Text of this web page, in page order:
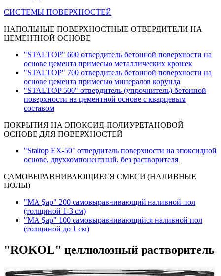
СИСТЕМЫ ПОВЕРХНОСТЕЙ
НАПОЛЬНЫЕ ПОВЕРХНОСТНЫЕ ОТВЕРДИТЕЛИ НА
ЦЕМЕНТНОЙ ОСНОВЕ
"STALTOP" 600 отвердитель бетонной поверхности на
основе цемента примесью металлических крошек
"STALTOP" 700 отвердитель бетонной поверхности на
основе цемента примесью минералов корунда
"STALTOP 500" отвердитель (упрочнитель) бетонной
поверхности на цементной основе с кварцевым
составом
ПОКРЫТИЯ НА ЭПОКСИД-ПОЛИУРЕТАНОВОЙ
ОСНОВЕ ДЛЯ ПОВЕРХНОСТЕЙ
"Staltop EX-50" отвердитель поверхности на эпоксидной
основе, двухкомпонентный, без растворителя
САМОВЫРАВНИВАЮЩИЕСЯ СМЕСИ (НАЛИВНЫЕ
ПОЛЫ)
"MA Şap" 200 самовыравнивающий наливной пол
(толщиной 1-3 см)
"MA Şap" 100 самовыравнивающийся наливной пол
(толщиной до 1 см)
"ROKOL" целлюлозный растворитель